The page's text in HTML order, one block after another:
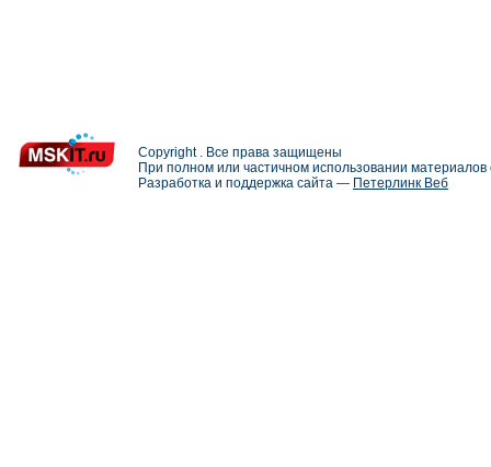
Copyright . Все права защищены
При полном или частичном использовании
Разработка и поддержка сайта — Петерлинк Веб